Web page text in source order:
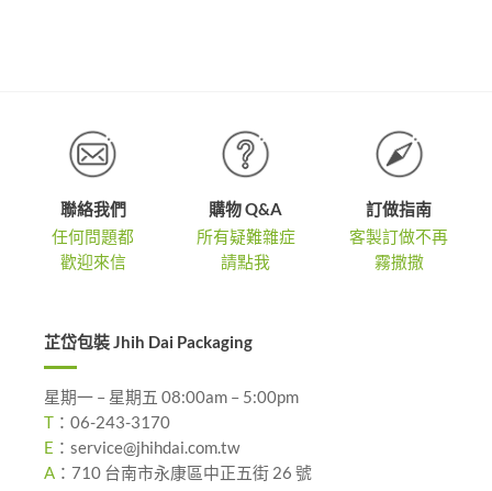
聯絡我們
任何問題都
歡迎來信
購物 Q&A
所有疑難雜症
請點我
訂做指南
客製訂做不再
霧撒撒
芷岱包裝 Jhih Dai Packaging
星期一 – 星期五 08:00am – 5:00pm
T ： 06-243-3170
E ： service@jhihdai.com.tw
A ： 710 台南市永康區中正五街 26 號